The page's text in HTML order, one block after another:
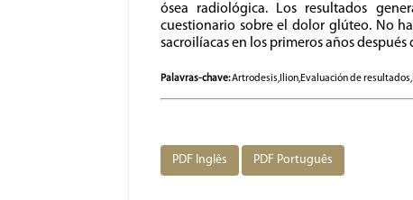
ósea radiológica. Los resultados
cuestionario sobre el dolor glúteo. No
sacroilíacas en los primeros años después
Palavras-chave:Artrodesis,Ilion,Evaluación de
PDF Inglês PDF Português